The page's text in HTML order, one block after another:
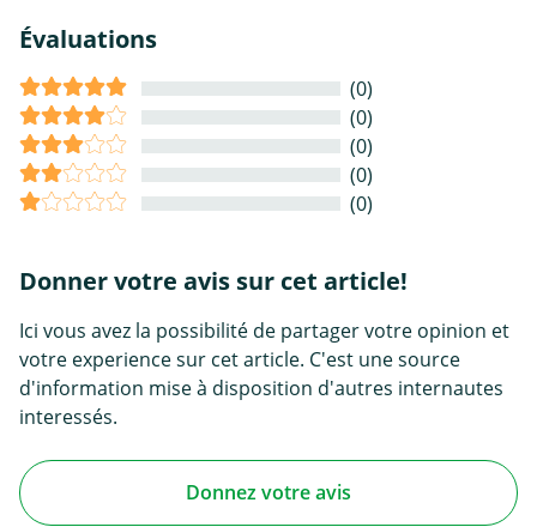
Évaluations
(0)
(0)
(0)
(0)
(0)
Donner votre avis sur cet article!
Ici vous avez la possibilité de partager votre opinion et
votre experience sur cet article. C'est une source
d'information mise à disposition d'autres internautes
interessés.
Donnez votre avis